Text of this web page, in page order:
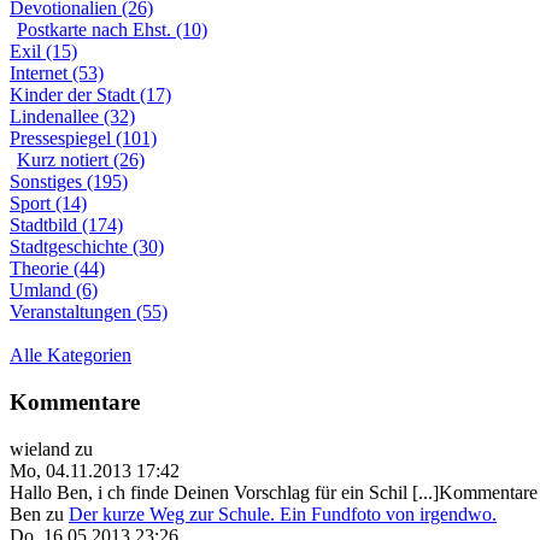
Devotionalien (26)
Postkarte nach Ehst. (10)
Exil (15)
Internet (53)
Kinder der Stadt (17)
Lindenallee (32)
Pressespiegel (101)
Kurz notiert (26)
Sonstiges (195)
Sport (14)
Stadtbild (174)
Stadtgeschichte (30)
Theorie (44)
Umland (6)
Veranstaltungen (55)
Alle Kategorien
Kommentare
wieland zu
Mo, 04.11.2013 17:42
Hallo Ben, i ch finde Deinen Vorschlag für ein Schil
Ben zu Der kurze Weg zur Schule. Ein Fundfoto von irgendwo.
Do, 16.05.2013 23:26